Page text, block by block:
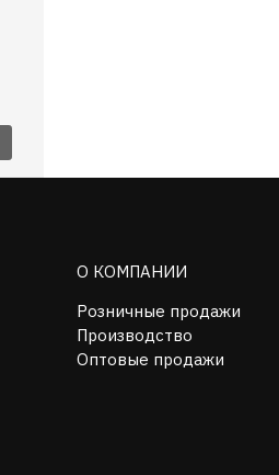
О КОМПАНИИ
Розничные продажи
Производство
Оптовые продажи